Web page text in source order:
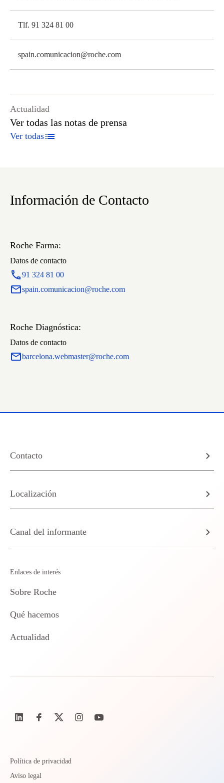
Tlf. 91 324 81 00
spain.comunicacion@roche.com
Actualidad
Ver todas las notas de prensa
Ver todas
Información de Contacto
Roche Farma:
Datos de contacto
91 324 81 00
spain.comunicacion@roche.com
Roche Diagnóstica:
Datos de contacto
barcelona.webmaster@roche.com
Contacto
Localización
Canal del informante
Enlaces de interés
Sobre Roche
Qué hacemos
Actualidad
Política de privacidad
Aviso legal